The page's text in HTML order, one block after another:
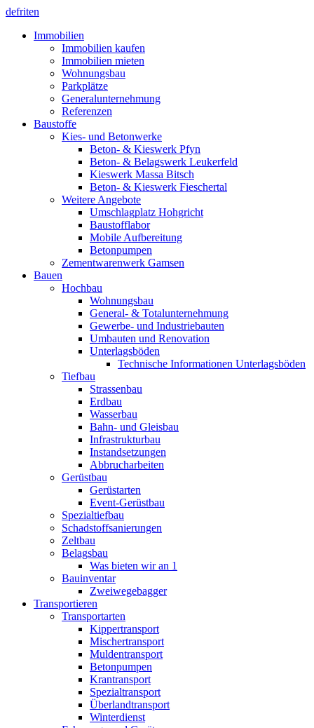
defriten
Immobilien
Immobilien kaufen
Immobilien mieten
Wohnungsbau
Parkplätze
Generalunternehmung
Referenzen
Baustoffe
Kies- und Betonwerke
Beton- & Kieswerk Pfyn
Beton- & Belagswerk Leukerfeld
Kieswerk Massa Bitsch
Beton- & Kieswerk Fieschertal
Weitere Angebote
Umschlagplatz Hohgricht
Baustofflabor
Mobile Aufbereitung
Betonpumpen
Zementwarenwerk Gamsen
Bauen
Hochbau
Wohnungsbau
General- & Totalunternehmung
Gewerbe- und Industriebauten
Umbauten und Renovation
Unterlagsböden
Technische Informationen Unterlagsböden
Tiefbau
Strassenbau
Erdbau
Wasserbau
Bahn- und Gleisbau
Infrastrukturbau
Instandsetzungen
Abbrucharbeiten
Gerüstbau
Gerüstarten
Event-Gerüstbau
Spezialtiefbau
Schadstoffsanierungen
Zeltbau
Belagsbau
Was bieten wir an 1
Bauinventar
Zweiwegebagger
Transportieren
Transportarten
Kippertransport
Mischertransport
Muldentransport
Betonpumpen
Krantransport
Spezialtransport
Überlandtransport
Winterdienst